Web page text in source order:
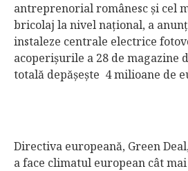
antreprenorial românesc şi cel
bricolaj la nivel naţional, a
instaleze centrale electrice
acoperişurile a 28 de magazine
totală depăşeşte 4 milioane de
Directiva europeană, Green
a face climatul european cât